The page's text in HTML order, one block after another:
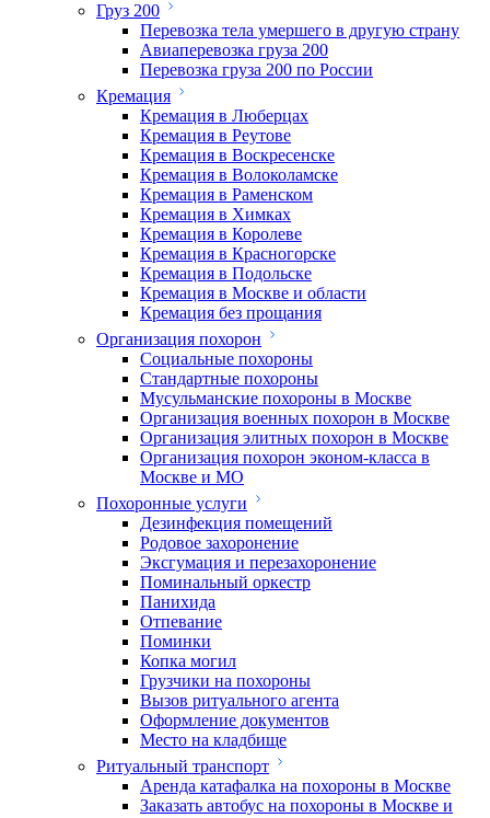
Груз 200
Перевозка тела умершего в другую страну
Авиаперевозка груза 200
Перевозка груза 200 по России
Кремация
Кремация в Люберцах
Кремация в Реутове
Кремация в Воскресенске
Кремация в Волоколамске
Кремация в Раменском
Кремация в Химках
Кремация в Королеве
Кремация в Красногорске
Кремация в Подольске
Кремация в Москве и области
Кремация без прощания
Организация похорон
Социальные похороны
Стандартные похороны
Мусульманские похороны в Москве
Организация военных похорон в Москве
Организация элитных похорон в Москве
Организация похорон эконом-класса в
Москве и МО
Похоронные услуги
Дезинфекция помещений
Родовое захоронение
Эксгумация и перезахоронение
Поминальный оркестр
Панихида
Отпевание
Поминки
Копка могил
Грузчики на похороны
Вызов ритуального агента
Оформление документов
Место на кладбище
Ритуальный транспорт
Аренда катафалка на похороны в Москве
Заказать автобус на похороны в Москве и